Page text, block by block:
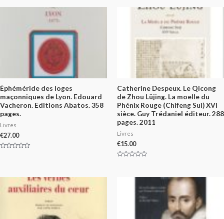
Éphéméride des loges
maçonniques de Lyon. Edouard
Vacheron. Editions Abatos. 358
pages.
Livres
€27.00
5
Catherine Despeux. Le Qicong
de Zhou Lüjing. La moelle du
Phénix Rouge (Chifeng Sui) XVI
sièce. Guy Trédaniel éditeur. 288
pages. 2011
Livres
€15.00